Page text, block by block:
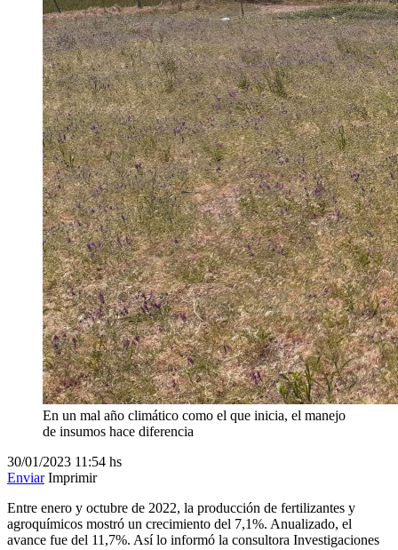
En un mal año climático como el que inicia, el manejo
de insumos hace diferencia
30/01/2023 11:54 hs
Enviar Imprimir
Entre enero y octubre de 2022, la producción de fertilizantes y
agroquímicos mostró un crecimiento del 7,1%. Anualizado, el
avance fue del 11,7%. Así lo informó la consultora Investigaciones